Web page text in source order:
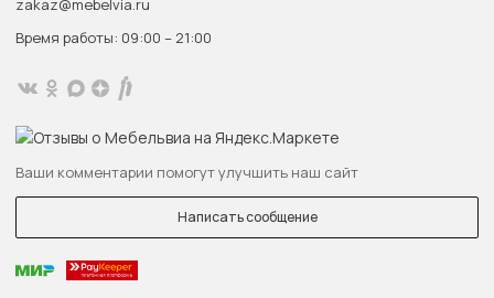
zakaz@mebelvia.ru
Время работы: 09:00 – 21:00
Ваши комментарии помогут улучшить наш сайт
Написать сообщение